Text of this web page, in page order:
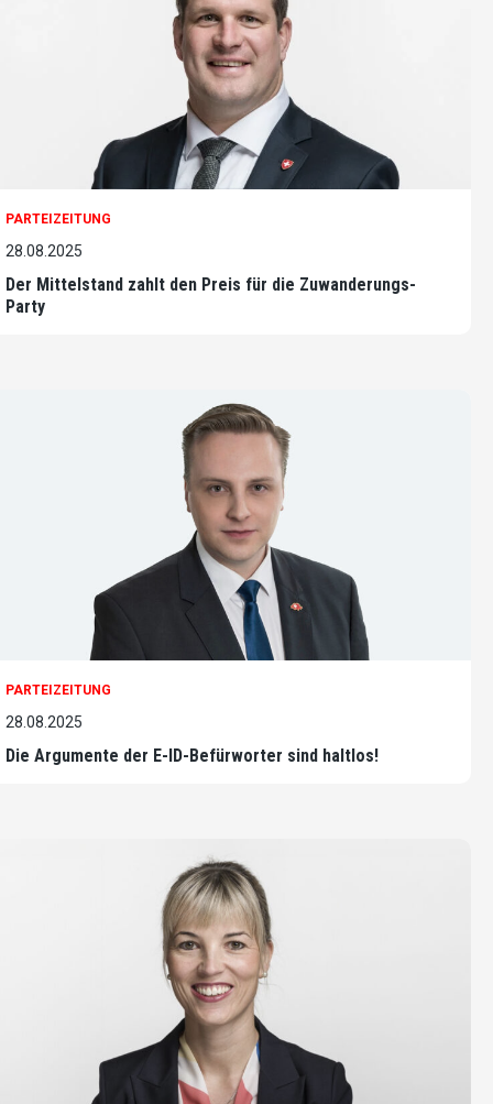
PARTEIZEITUNG
28.08.2025
Der Mittelstand zahlt den Preis für die Zuwanderungs-
Party
PARTEIZEITUNG
28.08.2025
Die Argumente der E-ID-Befürworter sind haltlos!